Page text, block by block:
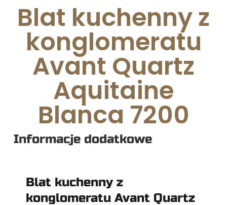
Blat kuchenny z
konglomeratu
Avant Quartz
Aquitaine
Blanca 7200
Informacje dodatkowe
Blat kuchenny z
konglomeratu Avant Quartz